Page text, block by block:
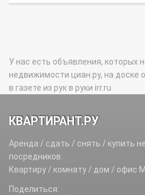
У нас есть объявления, которых
недвижимости циан.ру, на доске
в газете из рук в руки irr.ru
КВАРТИРАНТ.РУ
Аренда / сдать / снять / купить
посредников.
Квартиру / комнату / дом / офис
Поделиться: